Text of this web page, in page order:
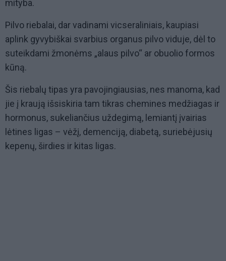
mityba.
Pilvo riebalai, dar vadinami vicseraliniais, kaupiasi
aplink gyvybiškai svarbius organus pilvo viduje, dėl to
suteikdami žmonėms „alaus pilvo“ ar obuolio formos
kūną.
Šis riebalų tipas yra pavojingiausias, nes manoma, kad
jie į kraują išsiskiria tam tikras chemines medžiagas ir
hormonus, sukeliančius uždegimą, lemiantį įvairias
lėtines ligas – vėžį, demenciją, diabetą, suriebėjusių
kepenų, širdies ir kitas ligas.